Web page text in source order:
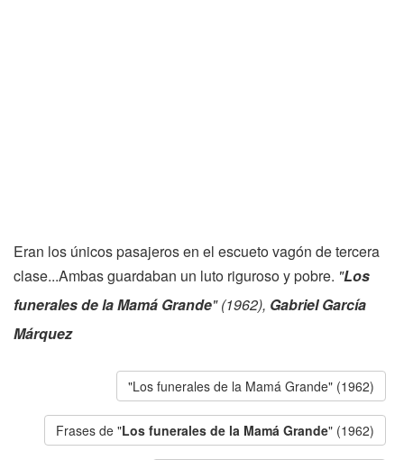
Eran los únicos pasajeros en el escueto vagón de tercera
clase...Ambas guardaban un luto riguroso y pobre. "Los
funerales de la Mamá Grande" (1962), Gabriel García
Márquez
"Los funerales de la Mamá Grande" (1962)
Frases de "Los funerales de la Mamá Grande" (1962)